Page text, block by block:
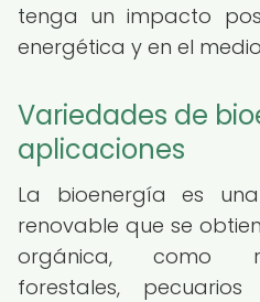
tenga un impacto
energética y en el
Variedades de
aplicaciones
La bioenergía es
renovable que se
orgánica, como
forestales,